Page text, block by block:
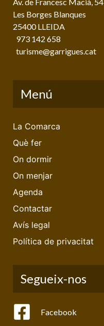
Les Borges Blanques
25400 LLEIDA
973 142 658
turisme@garrigues.cat
Menú
La Comarca
Què fer
On dormir
On menjar
Agenda
Contactar
Avís legal
Política de privacitat
Segueix-nos
Facebook